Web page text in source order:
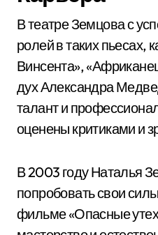
В театре Земцова с
ролей в таких пьесах,
Винсента»,
дух Александра
талант и
оценены критиками и
В 2003 году Наталья
попробовать свои
фильме «Опасные